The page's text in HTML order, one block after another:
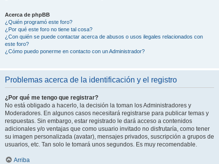
Acerca de phpBB
¿Quién programó este foro?
¿Por qué este foro no tiene tal cosa?
¿Con quién se puede contactar acerca de abusos o usos ilegales relacionados con
este foro?
¿Cómo puedo ponerme en contacto con un Administrador?
Problemas acerca de la identificación y el registro
¿Por qué me tengo que registrar?
No está obligado a hacerlo, la decisión la toman los Administradores y
Moderadores. En algunos casos necesitará registrarse para publicar temas y
respuestas. Sin embargo, estar registrado le dará acceso a contenidos
adicionales y/o ventajas que como usuario invitado no disfrutaría, como tener
su imagen personalizada (avatar), mensajes privados, suscripción a grupos de
usuarios, etc. Tan solo le tomará unos segundos. Es muy recomendable.
Arriba